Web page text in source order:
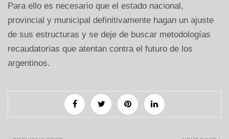
Para ello es necesario que el estado nacional,
provincial y municipal definitivamente hagan un ajuste
de sus estructuras y se deje de buscar metodologías
recaudatorias que atentan contra el futuro de los
argentinos.